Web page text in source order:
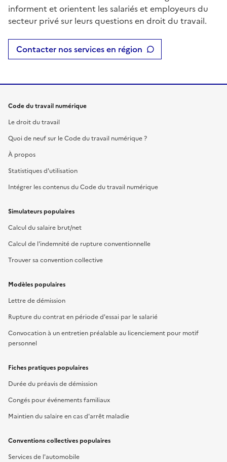
informent et orientent les salariés et employeurs du
secteur privé sur leurs questions en droit du travail.
Contacter nos services en région
Code du travail numérique
Le droit du travail
Quoi de neuf sur le Code du travail numérique ?
À propos
Statistiques d'utilisation
Intégrer les contenus du Code du travail numérique
Simulateurs populaires
Calcul du salaire brut/net
Calcul de l'indemnité de rupture conventionnelle
Trouver sa convention collective
Modèles populaires
Lettre de démission
Rupture du contrat en période d'essai par le salarié
Convocation à un entretien préalable au licenciement pour motif
personnel
Fiches pratiques populaires
Durée du préavis de démission
Congés pour événements familiaux
Maintien du salaire en cas d'arrêt maladie
Conventions collectives populaires
Services de l'automobile